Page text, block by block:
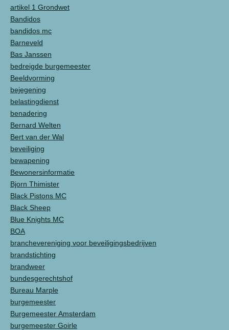
artikel 1 Grondwet
Bandidos
bandidos mc
Barneveld
Bas Janssen
bedreigde burgemeester
Beeldvorming
bejegening
belastingdienst
benadering
Bernard Welten
Bert van der Wal
beveiliging
bewapening
Bewonersinformatie
Bjorn Thimister
Black Pistons MC
Black Sheep
Blue Knights MC
BOA
branchevereniging voor beveiligingsbedrijven
brandstichting
brandweer
bundesgerechtshof
Bureau Marple
burgemeester
Burgemeester Amsterdam
burgemeester Goirle